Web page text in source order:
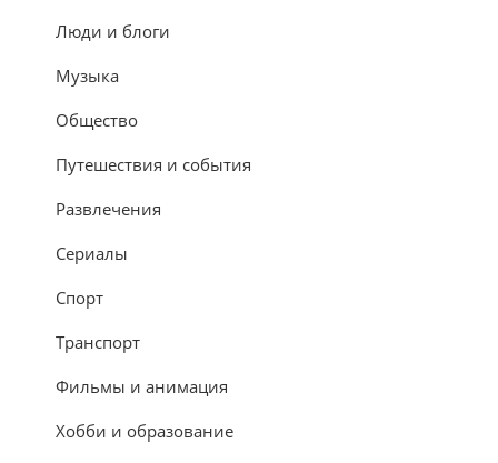
Люди и блоги
Музыка
Общество
Путешествия и события
Развлечения
Сериалы
Спорт
Транспорт
Фильмы и анимация
Хобби и образование